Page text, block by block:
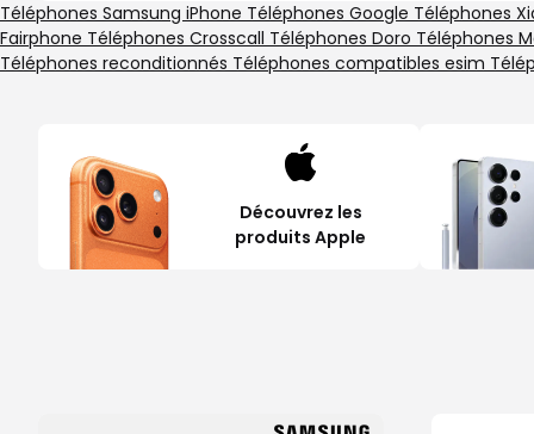
Téléphones Samsung iPhone Téléphones Google Téléphones
Fairphone Téléphones Crosscall Téléphones Doro Téléphones
Téléphones reconditionnés Téléphones compatibles esim
Découvrez les
produits Apple